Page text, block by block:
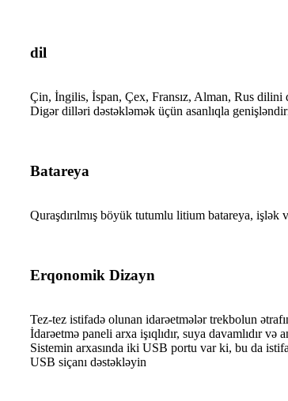
dil
Çin, İngilis, İspan, Çex, Fransız, Alman, Rus dilini
Digər dilləri dəstəkləmək üçün asanlıqla
Batareya
Quraşdırılmış böyük tutumlu litium batareya,
Erqonomik Dizayn
Tez-tez istifadə olunan idarəetmələr trekbolun
İdarəetmə paneli arxa işıqlıdır, suya davamlıdır və
Sistemin arxasında iki USB portu var ki, bu da
USB siçanı dəstəkləyin